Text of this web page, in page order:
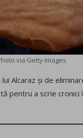
via Getty Images
Alcaraz și de
pentru a scrie cronici